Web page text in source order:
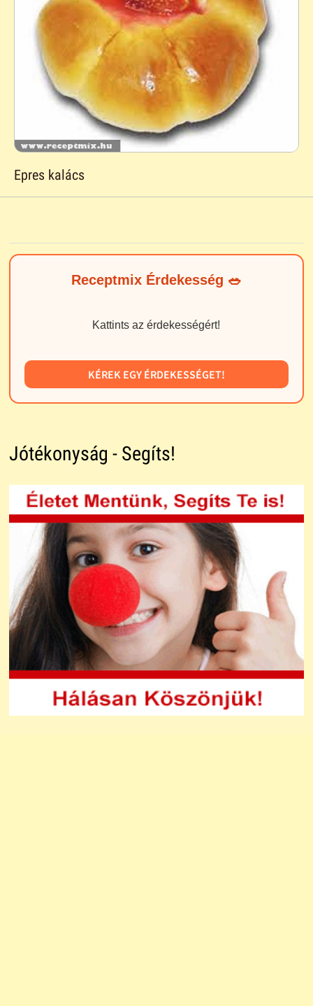
Epres kalács
Receptmix Érdekesség 🥗
Kattints az érdekességért!
KÉREK EGY ÉRDEKESSÉGET!
Jótékonyság - Segíts!